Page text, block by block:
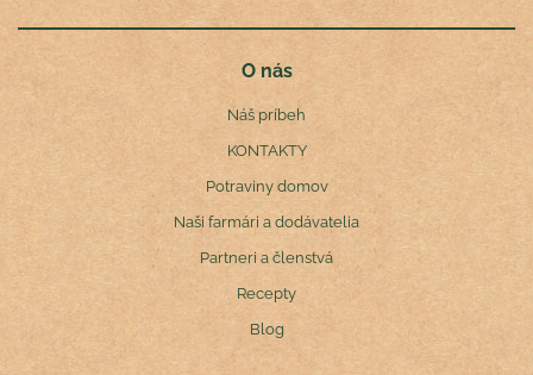
O nás
Náš príbeh
KONTAKTY
Potraviny domov
Naši farmári a dodávatelia
Partneri a členstvá
Recepty
Blog